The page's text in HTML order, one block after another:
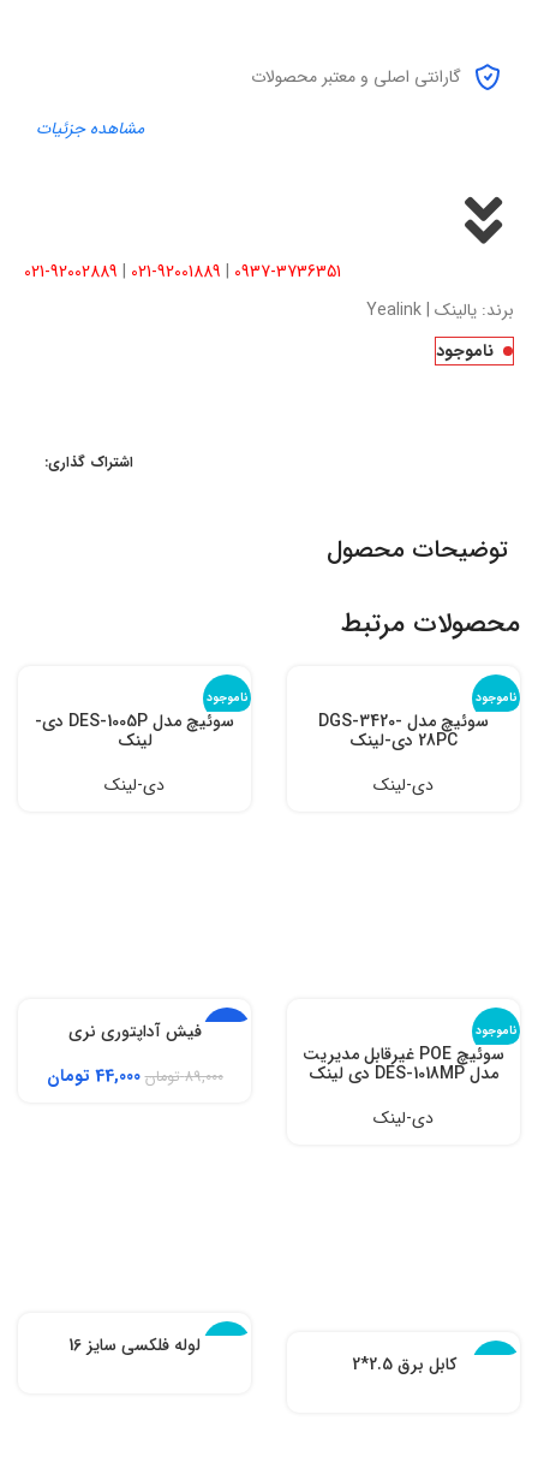
گارانتی اصلی و معتبر محصولات
مشاهده جزئیات
0937-3736351
|
021-92001889
|
021-92002889
برند:یالینک | Yealink
ناموجود
اشتراک گذاری:
توضیحات محصول
محصولات مرتبط
ناموجود
سوئیچ مدل DGS-3420-
28PC دی-لینک
دی-لینک
ناموجود
سوئیچ مدل DES-1005P دی-
لینک
دی-لینک
ناموجود
سوئیچ POE غیرقابل مدیریت
مدل DES-1018MP دی لینک
دی-لینک
فیش آداپتوری نری
89,000 تومان 44,000 تومان
لوله فلکسی سایز 16
کابل برق 2.5*2